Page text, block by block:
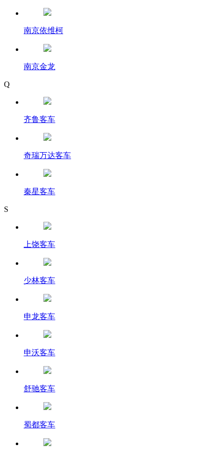
南京依维柯
南京金龙
Q
齐鲁客车
奇瑞万达客车
秦星客车
S
上饶客车
少林客车
申龙客车
申沃客车
舒驰客车
蜀都客车